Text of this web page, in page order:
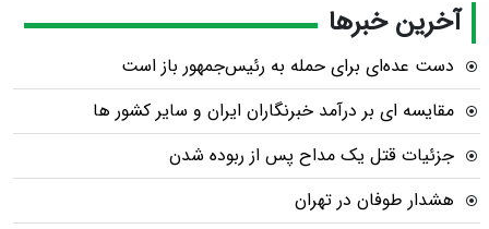
آخرین خبرها
دست عده‌ای برای حمله به رئیس‌جمهور باز است
مقایسه ای بر درآمد خبرنگاران ایران و سایر کشور ها
جزئیات قتل یک مداح پس از ربوده شدن
هشدار طوفان در تهران